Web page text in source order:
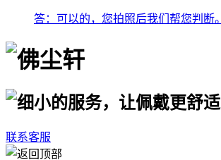
答： 可以的，您拍照后我们帮您判断。
联系客服